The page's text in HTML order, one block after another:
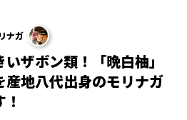
ナガ
ザボン類！「晩白柚」
産地八代出身のモリナガ